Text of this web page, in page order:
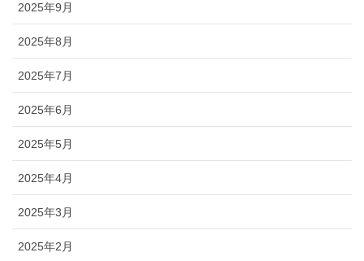
2025年9月
2025年8月
2025年7月
2025年6月
2025年5月
2025年4月
2025年3月
2025年2月